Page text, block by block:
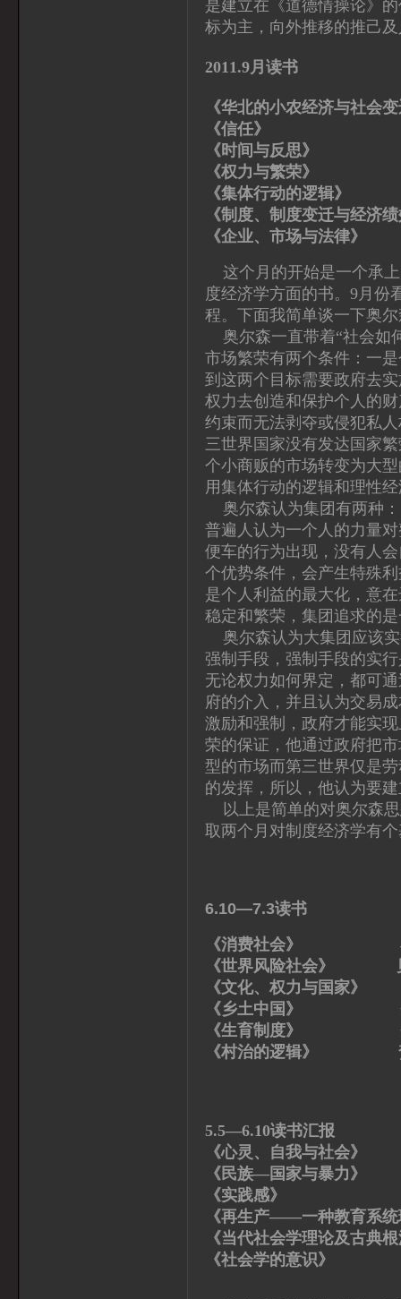
是建立在《道德情操论》
标为主，向外推移的推己
2011.9月读书
《华北的小农经济与社会
《信任》
《时间与反思
《权力与繁荣
《集体行动的逻辑
《制度、制度变迁与经济
《企业、市场与法
这个月的开始是一个承
度经济学方面的书。9月份
程。下面我简单谈一下奥
奥尔森一直带着“社会如
市场繁荣有两个条件：一
到这两个目标需要政府去
权力去创造和保护个人的
约束而无法剥夺或侵犯私
三世界国家没有发达国家
个小商贩的市场转变为大
用集体行动的逻辑和理性
奥尔森认为集团有两种：
普遍人认为一个人的力量
便车的行为出现，没有人
个优势条件，会产生特殊
是个人利益的最大化，意
稳定和繁荣，集团追求的
奥尔森认为大集团应该实
强制手段，强制手段的实
无论权力如何界定，都可
府的介入，并且认为交易
激励和强制，政府才能实
荣的保证，他通过政府把
型的市场而第三世界仅是
的发挥，所以，他认为要
以上是简单的对奥尔森思
取两个月对制度经济学有
6.10—7.3读书
《消费社会》
《世界风险社会》
《文化、权力与国家》
《乡土中国》
《生育制度》
《村治的逻辑》
5.5—6.10读书汇报
《心灵、自我与社
《民族—国家与
《实践感》
《再生产——一种教育系
《当代社会学理论及古
《社会学的意